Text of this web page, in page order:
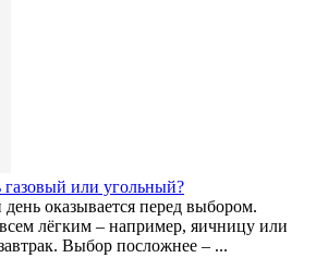
или угольный?
оказывается перед выбором.
лёгким – например, яичницу или
Выбор посложнее – ...